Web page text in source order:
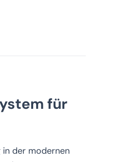
für
in der modernen